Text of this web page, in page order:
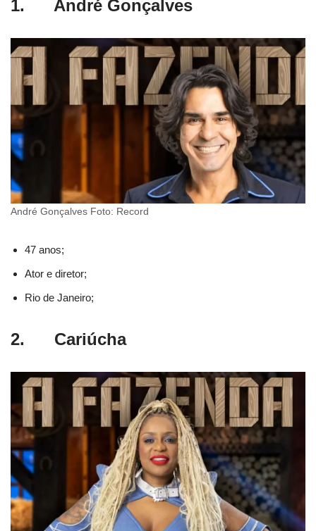
1. André Gonçalves
André Gonçalves Foto: Record
47 anos;
Ator e diretor;
Rio de Janeiro;
2. Cariúcha